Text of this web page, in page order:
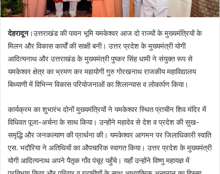
देहरादून।उत्तराखंड की पावन भूमि यमकेश्वर आज दो राज्यों के मुख्यमंत्रियों के
मिलन और विकास कार्यों की साक्षी बनी। उत्तर प्रदेश के मुख्यमंत्री योगी
आदित्यनाथ और उत्तराखंड के मुख्यमंत्री पुष्कर सिंह धामी ने संयुक्त रूप से
यमकेश्वर क्षेत्र का भ्रमण कर महायोगी गुरु गोरखनाथ राजकीय महाविद्यालय
बिथ्याणी में विभिन्न विकास परियोजनाओं का शिलान्यास व लोकार्पण किया।
कार्यक्रम का शुभारंभ दोनों मुख्यमंत्रियों ने यमकेश्वर स्थित प्राचीन शिव मंदिर में
विधिवत पूजा-अर्चना के साथ किया। उन्होंने महादेव से देश व प्रदेश की सुख-
समृद्धि और जनकल्याण की प्रार्थना की। यमकेश्वर आगमन पर जिलाधिकारी स्वाति
एस. भदौरिया ने अतिथियों का औपचारिक स्वागत किया। उत्तर प्रदेश के मुख्यमंत्री
योगी आदित्यनाथ अपने पैतृक गाँव पंचूर पहुँचे। यहाँ उन्होंने विष्णु महायज्ञ में